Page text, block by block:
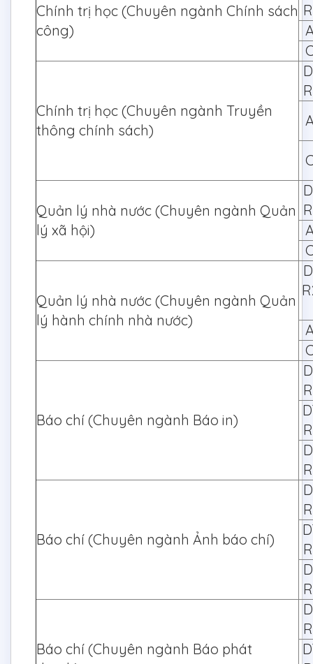
Chính trị học (Chuyên ngành Chính sách
công)
Chính trị học (Chuyên ngành Truyền
thông chính sách)
Quản lý nhà nước (Chuyên ngành Quản
lý xã hội)
Quản lý nhà nước (Chuyên ngành Quản
lý hành chính nhà nước)
Báo chí (Chuyên ngành Báo in)
Báo chí (Chuyên ngành Ảnh báo chí)
Báo chí (Chuyên ngành Báo phát